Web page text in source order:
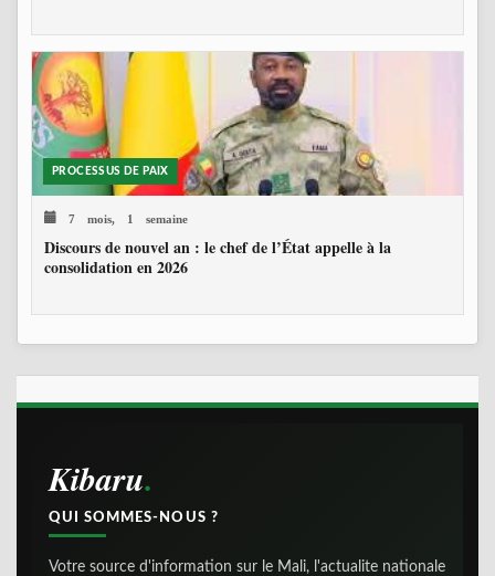
PROCESSUS DE PAIX
7 mois, 1 semaine
Discours de nouvel an : le chef de l’État appelle à la
consolidation en 2026
Kibaru
QUI SOMMES-NOUS ?
Votre source d'information sur le Mali, l'actualite nationale